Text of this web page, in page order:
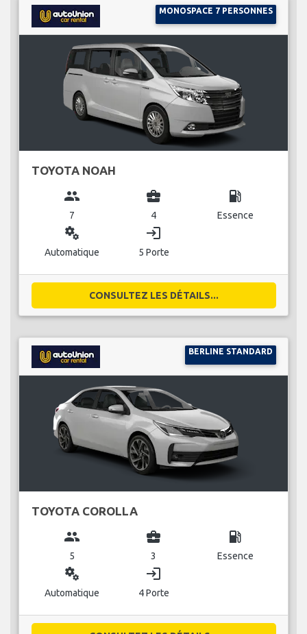
MONOSPACE 7 PERSONNES
TOYOTA NOAH
group
7
business_center
4
local_gas_station
Essence
miscellaneous_services
Automatique
login
5 Porte
CONSULTEZ LES DÉTAILS...
BERLINE STANDARD
TOYOTA COROLLA
group
5
business_center
3
local_gas_station
Essence
miscellaneous_services
Automatique
login
4 Porte